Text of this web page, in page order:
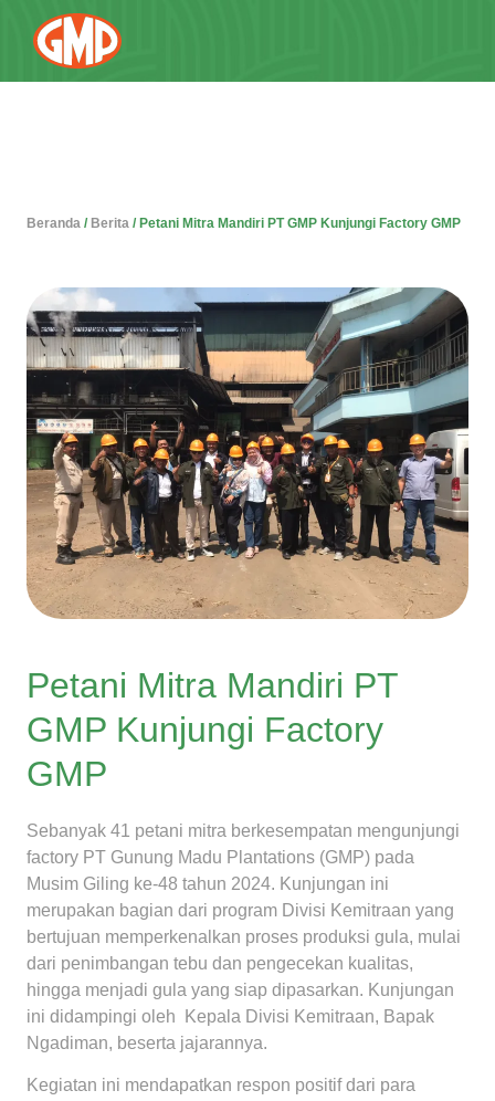
Beranda / Berita / Petani Mitra Mandiri PT GMP Kunjungi Factory GMP
Petani Mitra Mandiri PT
GMP Kunjungi Factory
GMP
Sebanyak 41 petani mitra berkesempatan mengunjungi
factory PT Gunung Madu Plantations (GMP) pada
Musim Giling ke-48 tahun 2024. Kunjungan ini
merupakan bagian dari program Divisi Kemitraan yang
bertujuan memperkenalkan proses produksi gula, mulai
dari penimbangan tebu dan pengecekan kualitas,
hingga menjadi gula yang siap dipasarkan. Kunjungan
ini didampingi oleh Kepala Divisi Kemitraan, Bapak
Ngadiman, beserta jajarannya.
Kegiatan ini mendapatkan respon positif dari para